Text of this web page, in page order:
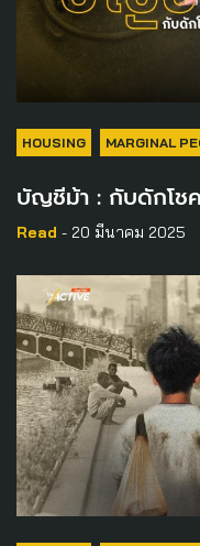
HOUSING MARGINAL
บัญชีม้า : กับดักโชค
Read - 20 มีนาคม 2025